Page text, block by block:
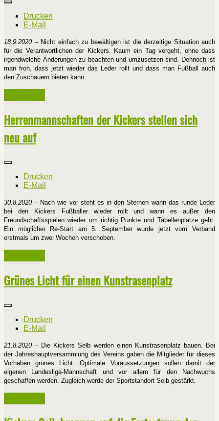
Drucken
E-Mail
18.9.2020– Nicht einfach zu bewältigen ist die derzeitige Situation auch
für die Verantwortlichen der Kickers. Kaum ein Tag vergeht, ohne dass
irgendwelche Änderungen zu beachten und umzusetzen sind. Dennoch ist
man froh, dass jetzt wieder das Leder rollt und dass man Fußball auch
den Zuschauern bieten kann.
Herrenmannschaften der Kickers stellen sich
neu auf
Drucken
E-Mail
30.8.2020– Nach wie vor steht es in den Sternen wann das runde Leder
bei den Kickers Fußballer wieder rollt und wann es außer den
Freundschaftsspielen wieder um richtig Punkte und Tabellenplätze geht.
Ein möglicher Re-Start am 5. September wurde jetzt vom Verband
erstmals um zwei Wochen verschoben.
Grünes Licht für einen Kunstrasenplatz
Drucken
E-Mail
21.8.2020– Die Kickers Selb werden einen Kunstrasenplatz bauen. Bei
der Jahreshauptversammlung des Vereins gaben die Mitglieder für dieses
Vorhaben grünes Licht. Optimale Voraussetzungen sollen damit der
eigenen Landesliga-Mannschaft und vor allem für den Nachwuchs
geschaffen werden. Zugleich werde der Sportstandort Selb gestärkt.